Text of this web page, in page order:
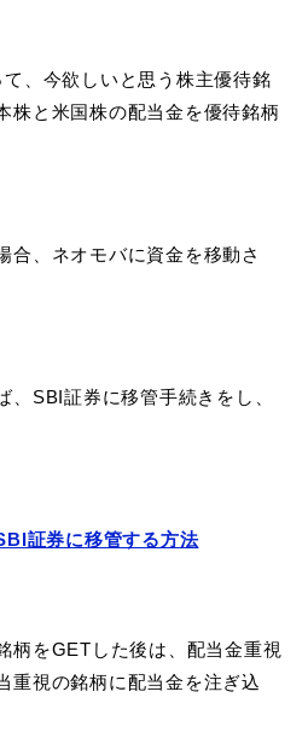
、今欲しいと思う株主優待銘
株と米国株の配当金を優待銘柄
合、ネオモバに資金を移動さ
、SBI証券に移管手続きをし、
証券に移管する方法
柄をGETした後は、配当金重視
重視の銘柄に配当金を注ぎ込